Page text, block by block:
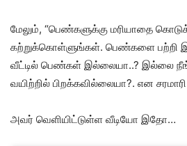
மேலும், “பெண்களுக்கு மரியாதை
கற்றுக்கொள்ளுங்கள். பெண்களை பற்றி
வீட்டில் பெண்கள் இல்லையா..? இல்லை
வயிற்றில் பிறக்கவில்லையா?. என சரமாரி
அவர் வெளியிட்டுள்ள வீடியோ இதோ…